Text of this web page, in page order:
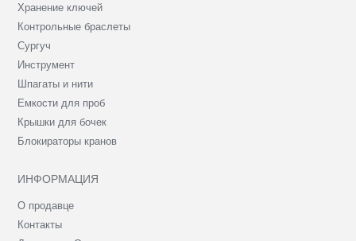
Хранение ключей
Контрольные браслеты
Сургуч
Инструмент
Шпагаты и нити
Емкости для проб
Крышки для бочек
Блокираторы кранов
ИНФОРМАЦИЯ
О продавце
Контакты